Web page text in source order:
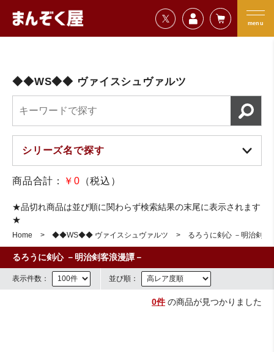
=================================
menu
まんぞく屋 格安TCG通販
◆◆WS◆◆ ヴァイスシュヴァルツ
商品合計： ￥0 （税込）
★品切れ商品は並び順に関わらず検索結果の末尾に表示されます
★
Home ◆◆WS◆◆ ヴァイスシュヴァルツ るろうに剣心 －明治剣客
るろうに剣心 －明治剣客浪漫譚－
表示件数： 並び順：
0件の商品が見つかりました